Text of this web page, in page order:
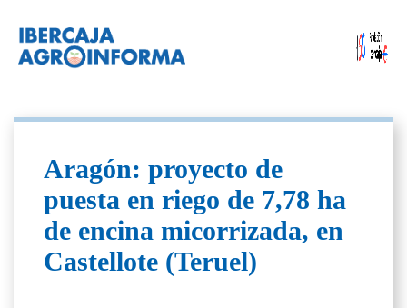
Aragón: proyecto de
puesta en riego de 7,78 ha
de encina micorrizada, en
Castellote (Teruel)